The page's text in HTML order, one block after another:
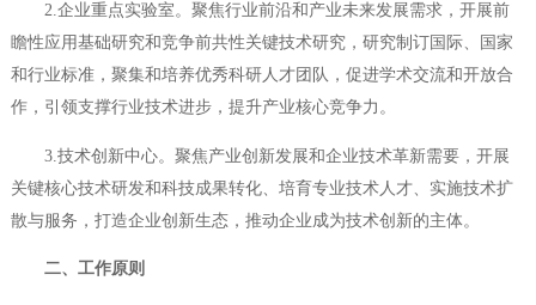
2.企业重点实验室。聚焦行业前沿和产业未来发展需求，开展前
瞻性应用基础研究和竞争前共性关键技术研究，研究制订国际、国家
和行业标准，聚集和培养优秀科研人才团队，促进学术交流和开放合
作，引领支撑行业技术进步，提升产业核心竞争力。
3.技术创新中心。聚焦产业创新发展和企业技术革新需要，开展
关键核心技术研发和科技成果转化、培育专业技术人才、实施技术扩
散与服务，打造企业创新生态，推动企业成为技术创新的主体。
二、工作原则